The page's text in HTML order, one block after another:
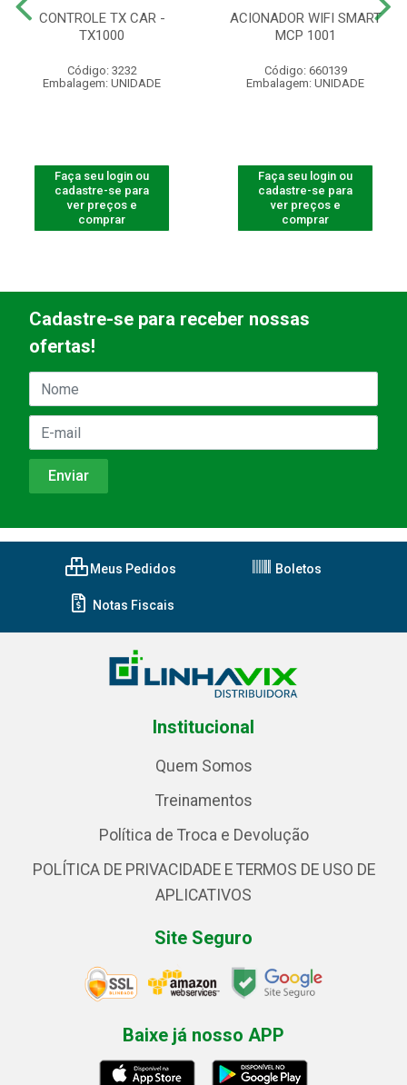
CONTROLE TX CAR -
TX1000
Código: 3232
Embalagem: UNIDADE
Faça seu login ou
cadastre-se para
ver preços e
comprar
ACIONADOR WIFI SMART
MCP 1001
Código: 660139
Embalagem: UNIDADE
Faça seu login ou
cadastre-se para
ver preços e
comprar
Cadastre-se para receber nossas
ofertas!
Meus Pedidos Boletos
Notas Fiscais
Institucional
Quem Somos
Treinamentos
Política de Troca e Devolução
POLÍTICA DE PRIVACIDADE E TERMOS DE USO DE
APLICATIVOS
Site Seguro
Baixe já nosso APP